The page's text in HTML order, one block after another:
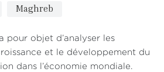
Maghreb
pour objet d’analyser les
et le développement du
dans l’économie mondiale.